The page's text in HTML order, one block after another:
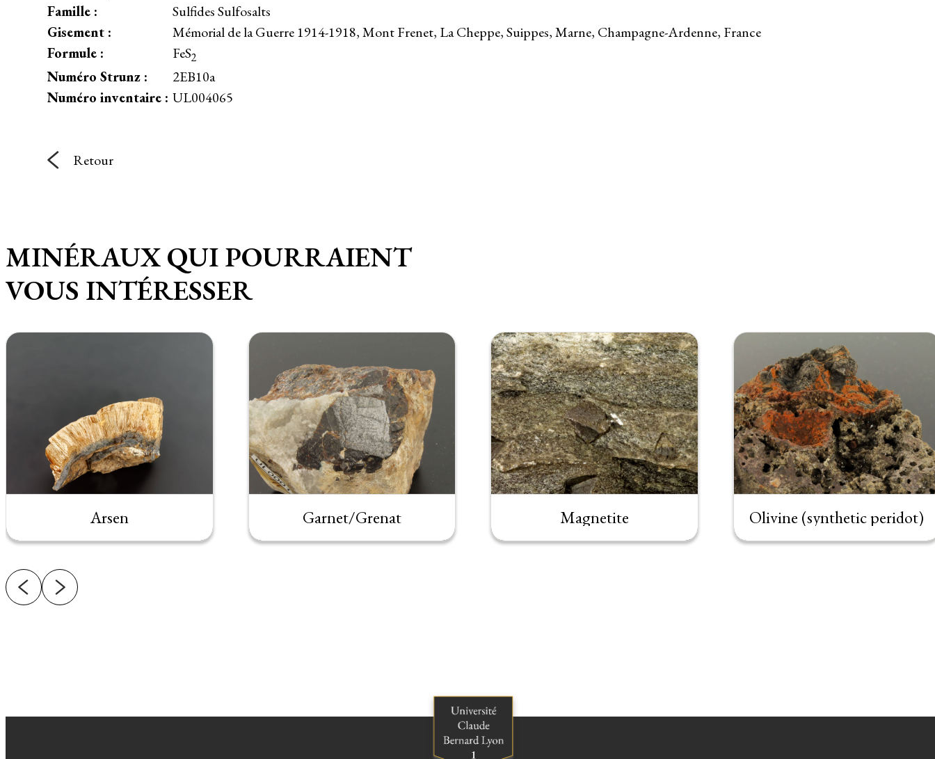
Famille :
Sulfides Sulfosalts
Gisement :
Mémorial de la Guerre 1914-1918, Mont Frenet, La Cheppe, Suippes, Marne, Champagne-Ardenne, France
Formule :
FeS2
Numéro Strunz :
2EB10a
Numéro inventaire : UL004065
Retour
MINÉRAUX QUI POURRAIENT
VOUS INTÉRESSER
Arsen Garnet/Grenat Magnetite Olivine (synthetic peridot)